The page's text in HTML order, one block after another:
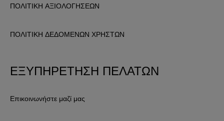
ΠΟΛΙΤΙΚΗ ΑΞΙΟΛΟΓΗΣΕΩΝ
ΠΟΛΙΤΙΚΗ ΔΕΔΟΜΕΝΩΝ ΧΡΗΣΤΩΝ
ΕΞΥΠΗΡΕΤΗΣΗ ΠΕΛΑΤΩΝ
Επικοινωνήστε μαζί μας